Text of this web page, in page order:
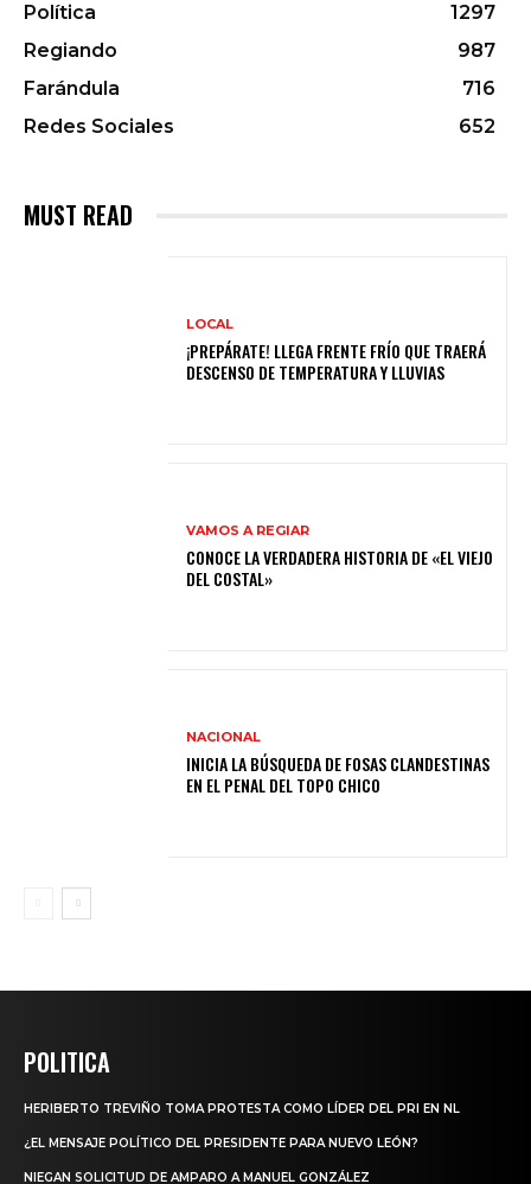
Política
1297
Regiando
987
Farándula
716
Redes Sociales
652
MUST READ
LOCAL
¡PREPÁRATE! LLEGA FRENTE FRÍO QUE TRAERÁ
DESCENSO DE TEMPERATURA Y LLUVIAS
VAMOS A REGIAR
CONOCE LA VERDADERA HISTORIA DE «EL VIEJO
DEL COSTAL»
NACIONAL
INICIA LA BÚSQUEDA DE FOSAS CLANDESTINAS
EN EL PENAL DEL TOPO CHICO
POLITICA
HERIBERTO TREVIÑO TOMA PROTESTA COMO LÍDER DEL PRI EN NL
¿EL MENSAJE POLÍTICO DEL PRESIDENTE PARA NUEVO LEÓN?
NIEGAN SOLICITUD DE AMPARO A MANUEL GONZÁLEZ